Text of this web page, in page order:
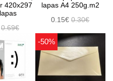
420x297
0.69€
lapas A4 250g.m2
0.15€0.30€
-50%